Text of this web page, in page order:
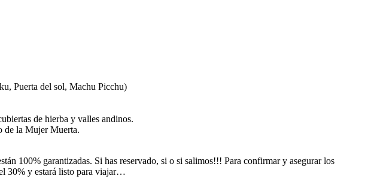
Puerta del sol, Machu Picchu)
de hierba y valles andinos.
de la Mujer Muerta.
100% garantizadas. Si has reservado, si o si salimos!!! Para confirmar y asegurar los
30% y estará listo para viajar…